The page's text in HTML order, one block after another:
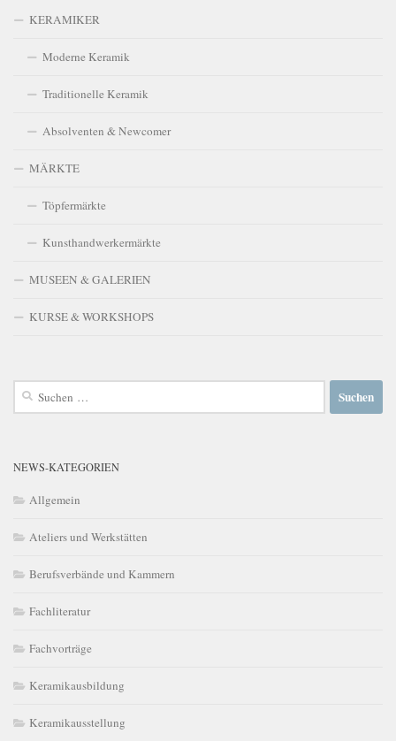
KERAMIKER
Moderne Keramik
Traditionelle Keramik
Absolventen & Newcomer
MÄRKTE
Töpfermärkte
Kunsthandwerkermärkte
MUSEEN & GALERIEN
KURSE & WORKSHOPS
Suchen
NEWS-KATEGORIEN
Allgemein
Ateliers und Werkstätten
Berufsverbände und Kammern
Fachliteratur
Fachvorträge
Keramikausbildung
Keramikausstellung